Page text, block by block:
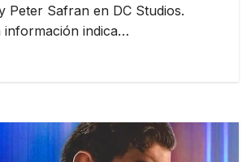
Peter Safran en DC Studios.
información indica…